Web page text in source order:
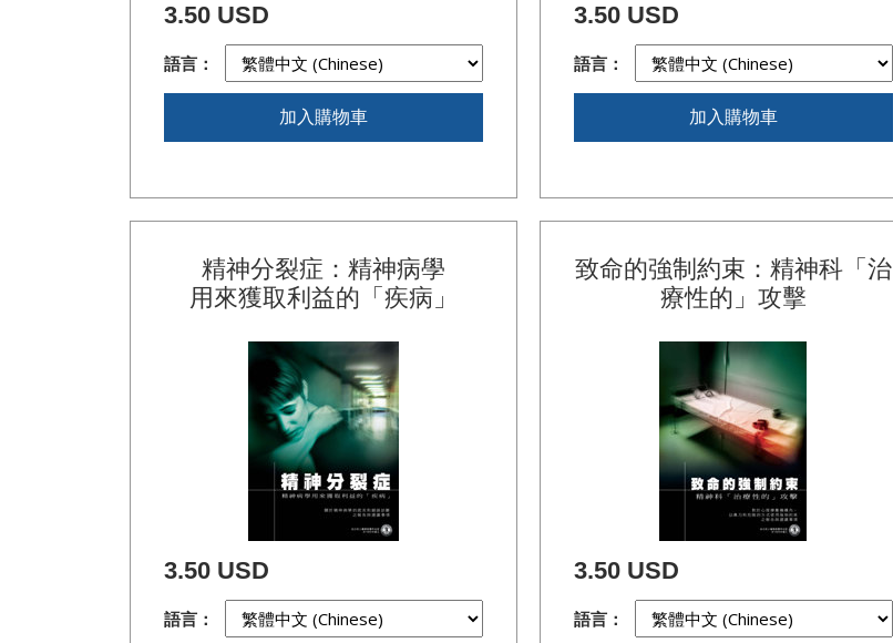
3.50 USD
語言：
加入購物車
3.50 USD
語言：
加入購物車
精神分裂症：精神病學
用來獲取利益的「疾病」
3.50 USD
語言：
致命的強制約束：精神科「治
療性的」攻擊
3.50 USD
語言：